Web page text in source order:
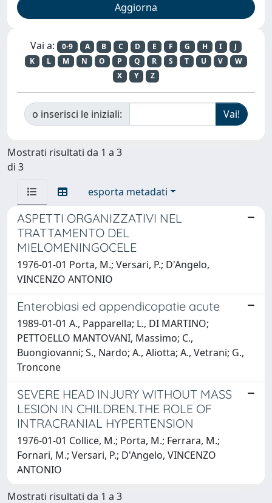
Vai a: 0-9 A B C D E F G H I
J
K
L M N O P Q R S T U V
W
X
Y Z
o inserisci le iniziali:
Mostrati risultati da 1 a 3
di 3
esporta metadati
ASPETTI ORGANIZZATIVI NEL
TRATTAMENTO DEL
MIELOMENINGOCELE
1976-01-01 Porta, M.; Versari, P.; D'Angelo,
VINCENZO ANTONIO
Enterobiasi ed appendicopatie acute
1989-01-01 A., Papparella; L., DI MARTINO;
PETTOELLO MANTOVANI, Massimo; C.,
Buongiovanni; S., Nardo; A., Aliotta; A., Vetrani; G.,
Troncone
SEVERE HEAD INJURY WITHOUT MASS
LESION IN CHILDREN.THE ROLE OF
INTRACRANIAL HYPERTENSION
1976-01-01 Collice, M.; Porta, M.; Ferrara, M.;
Fornari, M.; Versari, P.; D'Angelo, VINCENZO
ANTONIO
Mostrati risultati da 1 a 3